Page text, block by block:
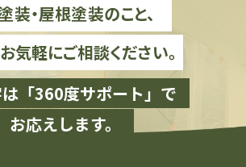
装・屋根塗装のこと、
気軽にご相談ください。
「360度サポート」で
お応えします。